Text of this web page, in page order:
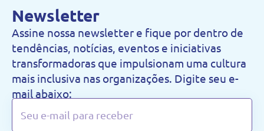
Newsletter
Assine nossa newsletter e fique por dentro de
tendências, notícias, eventos e iniciativas
transformadoras que impulsionam uma cultura
mais inclusiva nas organizações. Digite seu e-
mail abaixo: